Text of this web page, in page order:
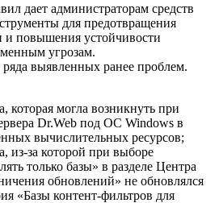
дает администраторам средств
для предотвращения
и повышения устойчивости
угрозам.
выявленных ранее проблем.
которая могла возникнуть при
Dr.Web под ОС Windows в
вычислительных ресурсов;
из-за которой при выборе
только базы» в разделе Центра
обновлений» не обновлялся
«Базы контент-фильтров для